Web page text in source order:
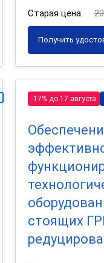
Старая цена:
Получить
-17% до 17 августа
стоящих